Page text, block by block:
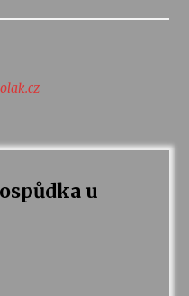
Novenka v Klášteře
u